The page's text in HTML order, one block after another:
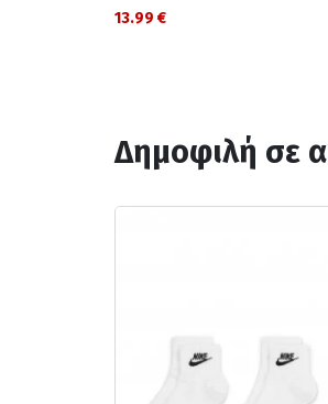
13.99 €
Δημοφιλή σε